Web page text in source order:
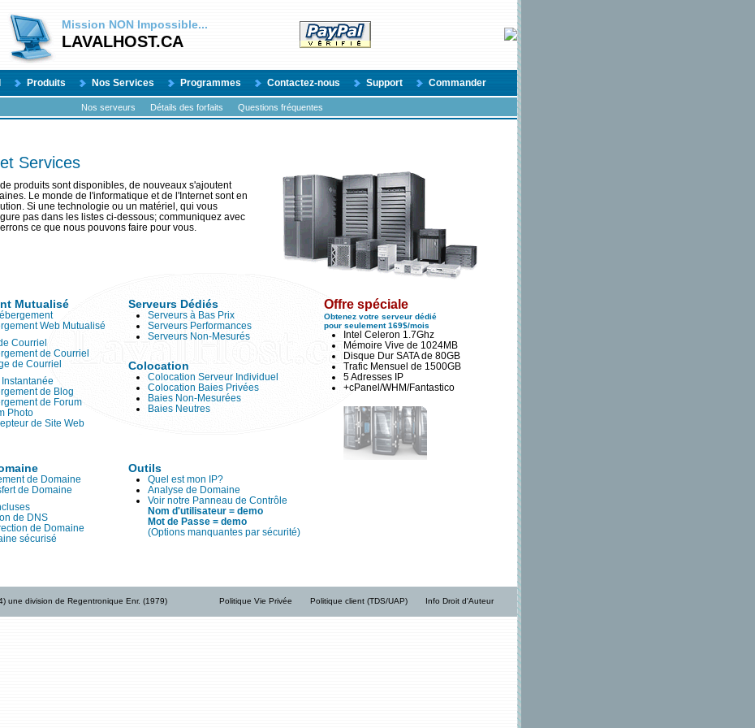
Mission NON Impossible...
LAVALHOST.CA
Produits Nos Services Programmes Contactez-nous Support Commander
Nos serveurs Détails des forfaits Questions fréquentes
Services
produits sont disponibles, de nouveaux s'ajoutent
Le monde de l'informatique et de l'Internet sont en
Si une technologie ou un matériel, qui vous
pas dans les listes ci-dessous; communiquez avec
ce que nous pouvons faire pour vous.
Mutualisé
Web Mutualisé
Courriel
de Courriel
de Courriel
de Blog
de Forum
Photo
de Site Web
Serveurs Dédiés
Serveurs à Bas Prix
Serveurs Performances
Serveurs Non-Mesurés
Colocation
Colocation Serveur Individuel
Colocation Baies Privées
Baies Non-Mesurées
Baies Neutres
Offre spéciale
Obtenez votre serveur dédié
pour seulement 169$/mois
Intel Celeron 1.7Ghz
Mémoire Vive de 1024MB
Disque Dur SATA de 80GB
Trafic Mensuel de 1500GB
5 Adresses IP
+cPanel/WHM/Fantastico
de Domaine
de Domaine
de DNS
de Domaine
sécurisé
Outils
Quel est mon IP?
Analyse de Domaine
Voir notre Panneau de Contrôle
Nom d'utilisateur = demo
Mot de Passe = demo
(Options manquantes par sécurité)
une division de Regentronique Enr. (1979) Politique Vie Privée Politique client (TDS/UAP) Info Droit d'Auteur